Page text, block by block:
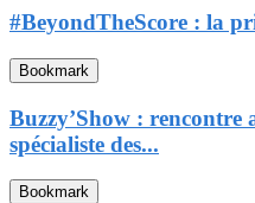
#BeyondTheScore : la
Bookmark
Buzzy’Show : rencontre
spécialiste des...
Bookmark